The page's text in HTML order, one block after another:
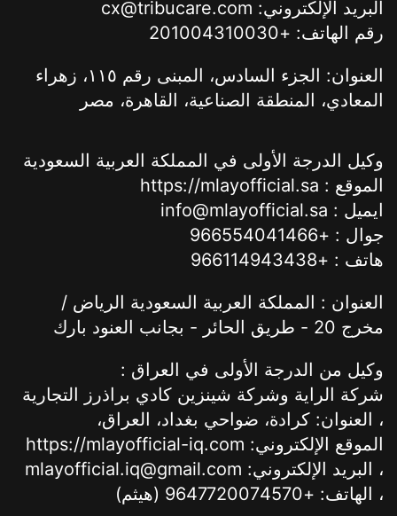
البريد الإلكتروني: cx@tribucare.com
رقم الهاتف: +201004310030
العنوان: الجزء السادس، المبنى رقم ١١٥، زهراء
المعادي، المنطقة الصناعية، القاهرة، مصر
وكيل الدرجة الأولى في المملكة العربية السعودية
الموقع : https://mlayofficial.sa
ايميل : info@mlayofficial.sa
جوال : +966554041466
هاتف : +966114943438
العنوان : المملكة العربية السعودية الرياض /
مخرج 20 - طريق الحائر - بجانب العنود بارك
وكيل من الدرجة الأولى في العراق :
شركة الراية وشركة شينزين كادي براذرز التجارية
، العنوان: كرادة، ضواحي بغداد، العراق،
الموقع الإلكتروني: https://mlayofficial-iq.com
، البريد الإلكتروني: mlayofficial.iq@gmail.com
، الهاتف: +9647720074570 (هيثم)